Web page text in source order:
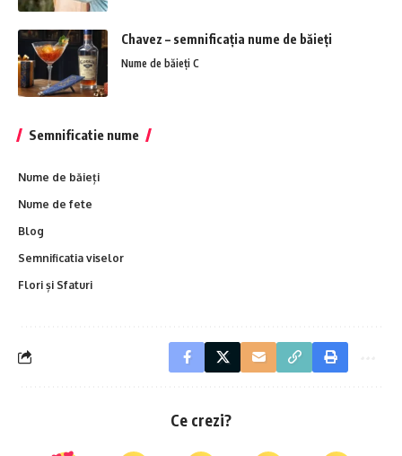
Chavez – semnificația nume de băieți
Nume de băieți C
Semnificatie nume
Nume de băieți
Nume de fete
Blog
Semnificatia viselor
Flori și Sfaturi
Ce crezi?